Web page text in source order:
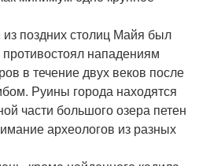
поздних столиц Майя был
нападениям
в течение двух веков после
Руины города находятся
части большого озера петен
археологов из разных